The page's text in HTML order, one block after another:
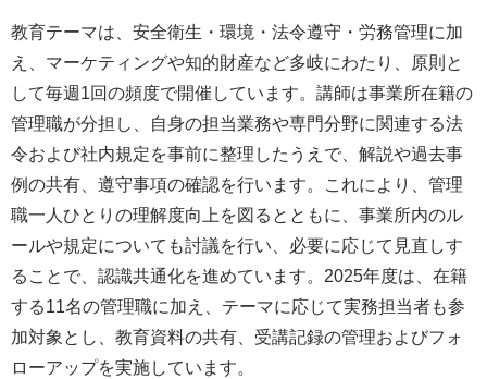
教育テーマは、安全衛生・環境・法令遵守・労務管理に加
え、マーケティングや知的財産など多岐にわたり、原則と
して毎週1回の頻度で開催しています。講師は事業所在籍の
管理職が分担し、自身の担当業務や専門分野に関連する法
令および社内規定を事前に整理したうえで、解説や過去事
例の共有、遵守事項の確認を行います。これにより、管理
職一人ひとりの理解度向上を図るとともに、事業所内のル
ールや規定についても討議を行い、必要に応じて見直しす
ることで、認識共通化を進めています。2025年度は、在籍
する11名の管理職に加え、テーマに応じて実務担当者も参
加対象とし、教育資料の共有、受講記録の管理およびフォ
ローアップを実施しています。